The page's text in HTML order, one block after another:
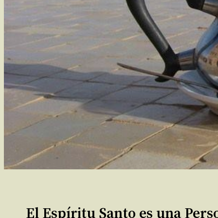
El Espíritu Santo es una